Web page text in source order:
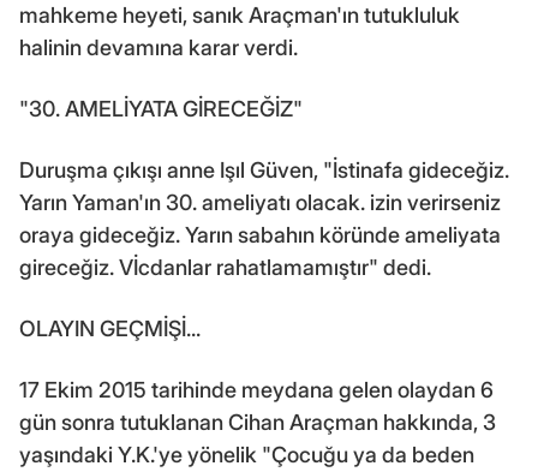
mahkeme heyeti, sanık Araçman'ın tutukluluk
halinin devamına karar verdi.
"30. AMELİYATA GİRECEĞİZ"
Duruşma çıkışı anne Işıl Güven, "İstinafa gideceğiz.
Yarın Yaman'ın 30. ameliyatı olacak. izin verirseniz
oraya gideceğiz. Yarın sabahın köründe ameliyata
gireceğiz. Vİcdanlar rahatlamamıştır" dedi.
OLAYIN GEÇMİŞİ...
17 Ekim 2015 tarihinde meydana gelen olaydan 6
gün sonra tutuklanan Cihan Araçman hakkında, 3
yaşındaki Y.K.'ye yönelik "Çocuğu ya da beden